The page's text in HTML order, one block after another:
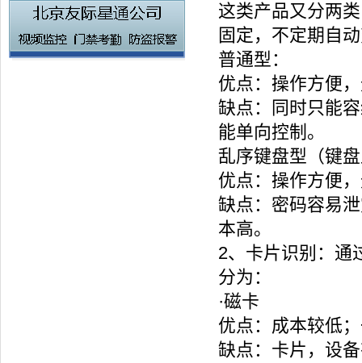
这类产品又分两
固定，不定期自
普通型：
优点：操作方便
缺点：同时只能
能单向控制。
乱序键盘型（键
优点：操作方便
缺点：密码容易
本高。
2、卡片识别：通
分为：
·磁卡
优点：成本较低
缺点：卡片，设